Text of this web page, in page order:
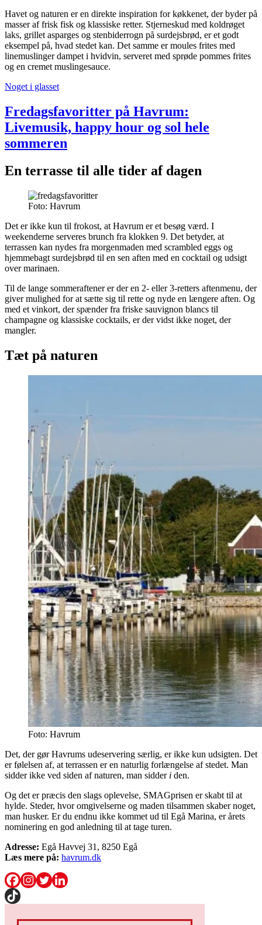
Havet og naturen er en direkte inspiration for køkkenet, der byder på
masser af frisk fisk og klassiske retter. Stjerneskud med koldrøget
laks, grillet asparges og stenbiderrogn på surdejsbrød, er et godt
eksempel på, hvad stedet kan. Det samme er moules frites med
linemuslinger dampet i hvidvin, serveret med sprøde pommes frites
og en cremet muslingesauce.
Noget i glasset
Fredagsfavoritter på Havrum:
Livemusik, happy hour og sol hele
sommeren
En terrasse til alle tider af dagen
Foto: Havrum
Det er ikke kun til frokost, at Havrum er et besøg værd. I
weekenderne serveres brunch fra klokken 9. Det betyder, at
terrassen kan nydes fra morgenmaden med scrambled eggs og
hjemmebagt surdejsbrød til en sen aften med en cocktail og udsigt
over marinaen.
Til de lange sommeraftener er der en 2- eller 3-retters aftenmenu, der
giver mulighed for at sætte sig til rette og nyde en længere aften. Og
med et vinkort, der spænder fra friske sauvignon blancs til
champagne og klassiske cocktails, er der vidst ikke noget, der
mangler.
Tæt på naturen
Foto: Havrum
Det, der gør Havrums udeservering særlig, er ikke kun udsigten. Det
er følelsen af, at terrassen er en naturlig forlængelse af stedet. Man
sidder ikke ved siden af naturen, man sidder i den.
Og det er præcis den slags oplevelse, SMAGprisen er skabt til at
hylde. Steder, hvor omgivelserne og maden tilsammen skaber noget,
man husker. Er du endnu ikke kommet ud til Egå Marina, er årets
nominering en god anledning til at tage turen.
Adresse: Egå Havvej 31, 8250 Egå
Læs mere på: havrum.dk